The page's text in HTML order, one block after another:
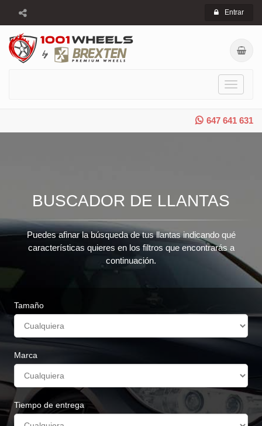
Entrar
Toggle
647 641 631
BUSCADOR DE LLANTAS
Puedes afinar la búsqueda de tus llantas indicando qué
características quieres en los filtros que encontrarás a
continuación.
Tamaño
Marca
Tiempo de entrega